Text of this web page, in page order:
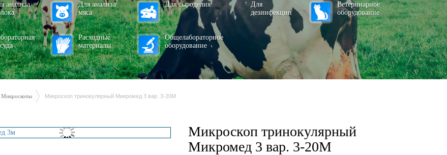
анализа
Для анализа
мяса
Для сыроделия
Для
дезинфекции
Ветеринарное
оборудование
Расходные
материалы
Общелабораторное
оборудование
Микроскопы Микроскоп тринокулярный Микромед 3 вар. 3-20М
Микроскоп тринокулярный
Микромед 3 вар. 3-20М